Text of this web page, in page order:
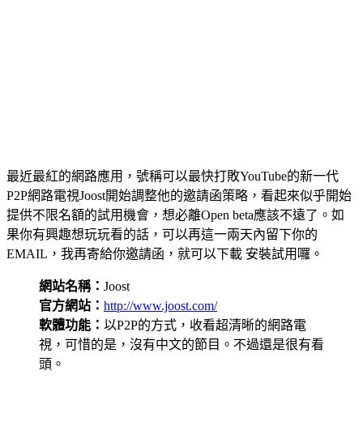
最近最紅的網路應用，號稱可以最快打敗YouTube的新一代
P2P網路電視Joost開始調整他的邀請函策略，看起來似乎開始
提供不限名額的試用機會，想必離Open beta應該不遠了。如
果你有興趣想玩玩看的話，可以再這一兩天內留下你的
EMAIL，我再寄給你邀請函，就可以下載 安裝試用囉。
網站名稱： Joost
官方網站： http://www.joost.com/
軟體功能： 以P2P的方式，收看超清晰的網路電
視，可惜的是，沒有中文的節目。不過還是很有看
頭。